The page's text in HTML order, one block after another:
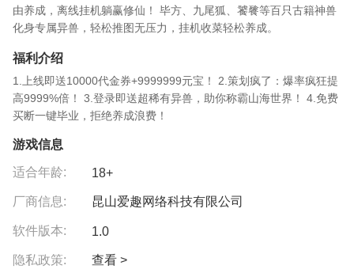
由养成，离线挂机躺赢修仙！ 毕方、九尾狐、饕餮等百只古籍神兽
化身专属异兽，轻松推图无压力，挂机收菜轻松养成。
福利介绍
1.上线即送10000代金券+9999999元宝！ 2.策划疯了：爆率疯狂提
高9999%倍！ 3.登录即送超稀有异兽，助你称霸山海世界！ 4.免费
买断一键毕业，拒绝养成浪费！
游戏信息
适合年龄: 18+
厂商信息: 昆山爱趣网络科技有限公司
软件版本: 1.0
隐私政策: 查看 >